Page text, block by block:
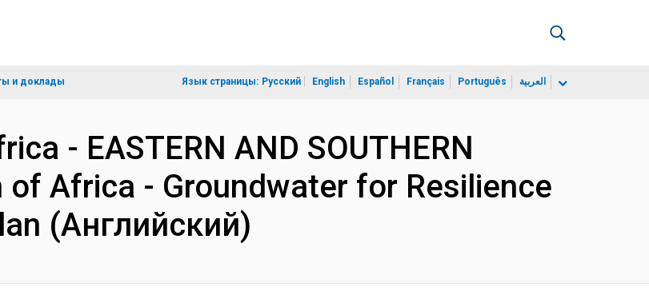
и доклады Язык страницы: Русский English Español Français Português العربية
- EASTERN AND SOUTHERN
of Africa - Groundwater for Resilience
(Английский)